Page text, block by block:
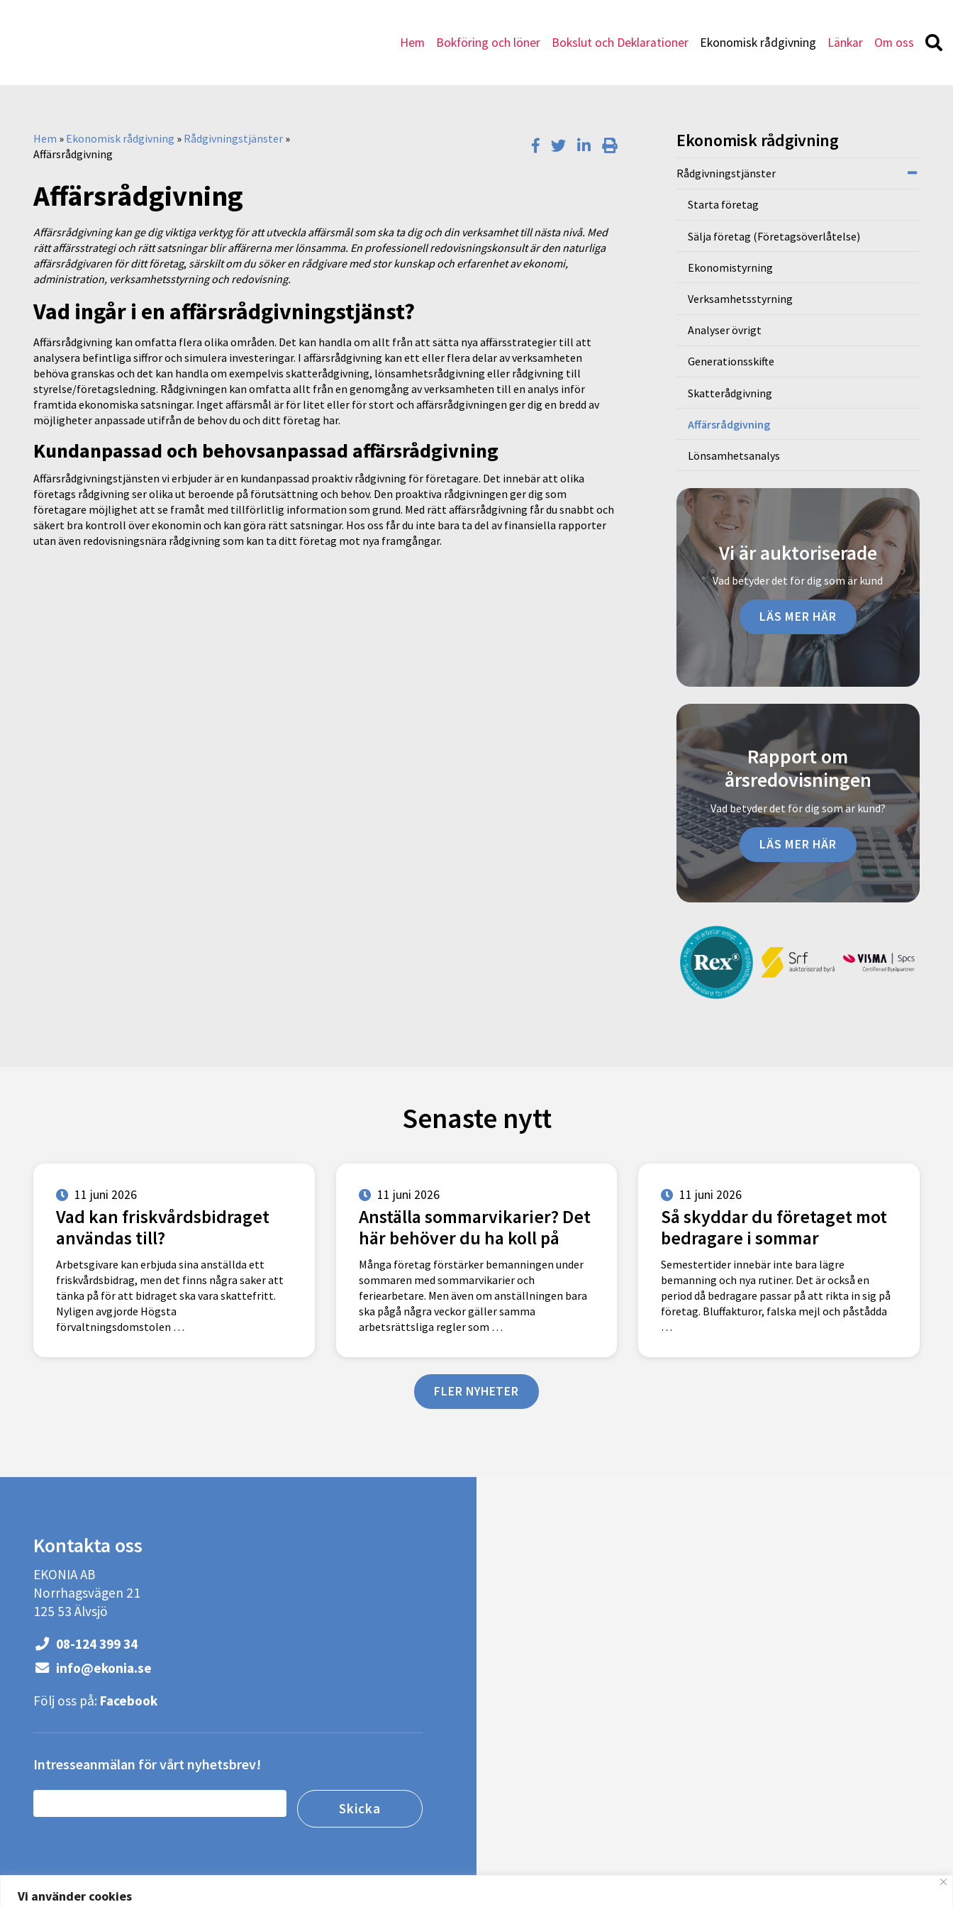
Vi använder cookies
Hem Bokföring och löner Bokslut och Deklarationer Ekonomisk rådgivning Länkar Om oss
Hem » Ekonomisk rådgivning » Rådgivningstjänster »
Affärsrådgivning
Affärsrådgivning
Affärsrådgivning kan ge dig viktiga verktyg för att utveckla affärsmål som ska ta dig och din verksamhet till nästa nivå. Med
rätt affärsstrategi och rätt satsningar blir affärerna mer lönsamma. En professionell redovisningskonsult är den naturliga
affärsrådgivaren för ditt företag, särskilt om du söker en rådgivare med stor kunskap och erfarenhet av ekonomi,
administration, verksamhetsstyrning och redovisning.
Vad ingår i en affärsrådgivningstjänst?
Affärsrådgivning kan omfatta flera olika områden. Det kan handla om allt från att sätta nya affärsstrategier till att
analysera befintliga siffror och simulera investeringar. I affärsrådgivning kan ett eller flera delar av verksamheten
behöva granskas och det kan handla om exempelvis skatterådgivning, lönsamhetsrådgivning eller rådgivning till
styrelse/företagsledning. Rådgivningen kan omfatta allt från en genomgång av verksamheten till en analys inför
framtida ekonomiska satsningar. Inget affärsmål är för litet eller för stort och affärsrådgivningen ger dig en bredd av
möjligheter anpassade utifrån de behov du och ditt företag har.
Kundanpassad och behovsanpassad affärsrådgivning
Affärsrådgivningstjänsten vi erbjuder är en kundanpassad proaktiv rådgivning för företagare. Det innebär att olika
företags rådgivning ser olika ut beroende på förutsättning och behov. Den proaktiva rådgivningen ger dig som
företagare möjlighet att se framåt med tillförlitlig information som grund. Med rätt affärsrådgivning får du snabbt och
säkert bra kontroll över ekonomin och kan göra rätt satsningar. Hos oss får du inte bara ta del av finansiella rapporter
utan även redovisningsnära rådgivning som kan ta ditt företag mot nya framgångar.
Ekonomisk rådgivning
Rådgivningstjänster
Starta företag
Sälja företag (Företagsöverlåtelse)
Ekonomistyrning
Verksamhetsstyrning
Analyser övrigt
Generationsskifte
Skatterådgivning
Affärsrådgivning
Lönsamhetsanalys
Vi är auktoriserade
Vad betyder det för dig som är kund
LÄS MER HÄR
Rapport om
årsredovisningen
Vad betyder det för dig som är kund?
LÄS MER HÄR
Senaste nytt
11 juni 2026
Vad kan friskvårdsbidraget
användas till?
Arbetsgivare kan erbjuda sina anställda ett
friskvårdsbidrag, men det finns några saker att
tänka på för att bidraget ska vara skattefritt.
Nyligen avgjorde Högsta
förvaltningsdomstolen …
11 juni 2026
Anställa sommarvikarier? Det
här behöver du ha koll på
Många företag förstärker bemanningen under
sommaren med sommarvikarier och
feriearbetare. Men även om anställningen bara
ska pågå några veckor gäller samma
arbetsrättsliga regler som …
11 juni 2026
Så skyddar du företaget mot
bedragare i sommar
Semestertider innebär inte bara lägre
bemanning och nya rutiner. Det är också en
period då bedragare passar på att rikta in sig på
företag. Bluffakturor, falska mejl och påstådda
…
FLER NYHETER
Kontakta oss
EKONIA AB
Norrhagsvägen 21
125 53 Älvsjö
08-124 399 34
info@ekonia.se
Följ oss på: Facebook
Intresseanmälan för vårt nyhetsbrev!